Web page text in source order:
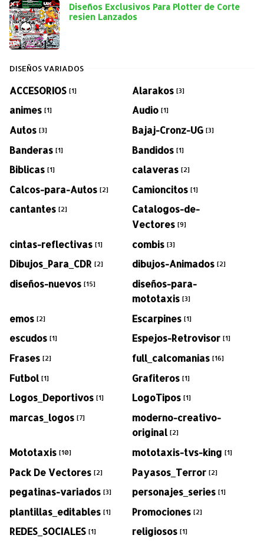
Diseños Exclusivos Para Plotter de Corte
resien Lanzados
DISEÑOS VARIADOS
ACCESORIOS [1] Alarakos [3]
animes [1] Audio [1]
Autos [3] Bajaj-Cronz-UG [3]
Banderas [1] Bandidos [1]
Biblicas [1] calaveras [2]
Calcos-para-Autos [2] Camioncitos [1]
cantantes [2]
Catalogos-de-
Vectores [9]
cintas-reflectivas [1] combis [3]
Dibujos_Para_CDR [2] dibujos-Animados [2]
diseños-nuevos [15]
diseños-para-
mototaxis [3]
emos [2] Escarpines [1]
escudos [1] Espejos-Retrovisor [1]
Frases [2] full_calcomanias [16]
Futbol [1] Grafiteros [1]
Logos_Deportivos [1] LogoTipos [1]
marcas_logos [7]
moderno-creativo-
original [2]
Mototaxis [10] mototaxis-tvs-king [1]
Pack De Vectores [2] Payasos_Terror [2]
pegatinas-variados [3] personajes_series [1]
plantillas_editables [1] Promociones [2]
REDES_SOCIALES [1] religiosos [1]